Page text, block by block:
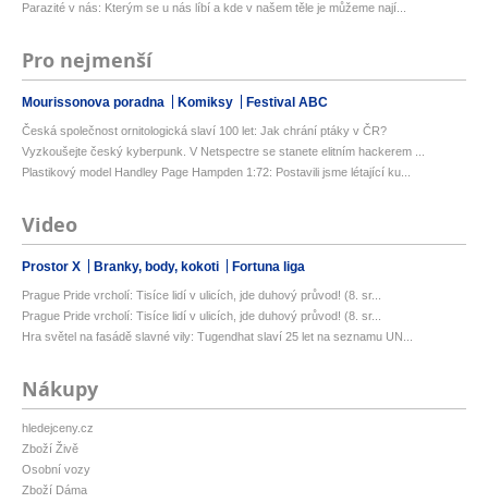
Parazité v nás: Kterým se u nás líbí a kde v našem těle je můžeme nají...
Pro nejmenší
Mourissonova poradna Komiksy Festival ABC
Česká společnost ornitologická slaví 100 let: Jak chrání ptáky v ČR?
Vyzkoušejte český kyberpunk. V Netspectre se stanete elitním hackerem ...
Plastikový model Handley Page Hampden 1:72: Postavili jsme létající ku...
Video
Prostor X Branky, body, kokoti Fortuna liga
Prague Pride vrcholí: Tisíce lidí v ulicích, jde duhový průvod! (8. sr...
Prague Pride vrcholí: Tisíce lidí v ulicích, jde duhový průvod! (8. sr...
Hra světel na fasádě slavné vily: Tugendhat slaví 25 let na seznamu UN...
Nákupy
hledejceny.cz
Zboží Živě
Osobní vozy
Zboží Dáma